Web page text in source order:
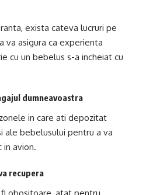
exista cateva lucruri pe
va asigura ca experienta
cu un bebelus s-a incheiat cu
dumneavoastra
in care ati depozitat
ale bebelusului pentru a va
in avion.
recupera